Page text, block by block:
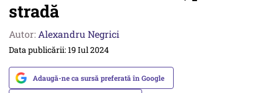
stradă
Autor: Alexandru Negrici
Data publicării: 19 Iul 2024
Adaugă-ne ca sursă preferată în Google